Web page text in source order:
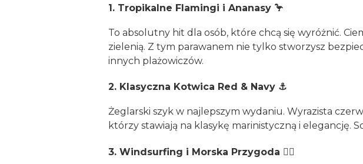
1. Tropikalne Flamingi i Ananasy 🦩
To absolutny hit dla osób, które chcą się wyróżnić.
zielenią. Z tym parawanem nie tylko stworzysz
innych plażowiczów.
2. Klasyczna Kotwica Red & Navy ⚓
Żeglarski szyk w najlepszym wydaniu. Wyrazista
którzy stawiają na klasykę marinistyczną i elegancję.
3. Windsurfing i Morska Przygoda 🏄‍♂️